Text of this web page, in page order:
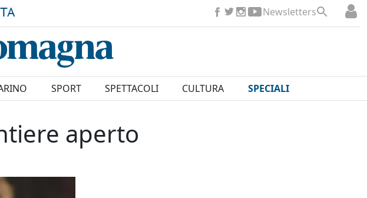
Newsletters
SPORT SPETTACOLI CULTURA SPECIALI
aperto